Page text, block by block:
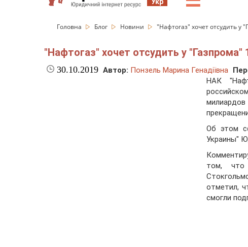
Головна Блог Новини "Нафтогаз" хочет отсудить у
"Нафтогаз" хочет отсудить у
30.10.2019 Автор: Понзель Марина Генадіївна
НАК
Об этом
Украины"
том, что
отметил,
смогли